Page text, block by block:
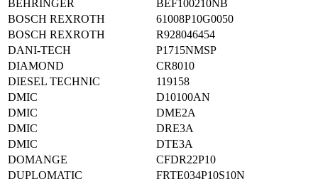
BEHRINGER
BEF100210NB
BOSCH REXROTH
61008P10G0050
BOSCH REXROTH
R928046454
DANI-TECH
P1715NMSP
DIAMOND
CR8010
DIESEL TECHNIC
119158
DMIC
D10100AN
DMIC
DME2A
DMIC
DRE3A
DMIC
DTE3A
DOMANGE
CFDR22P10
DUPLOMATIC
FRTE034P10S10N